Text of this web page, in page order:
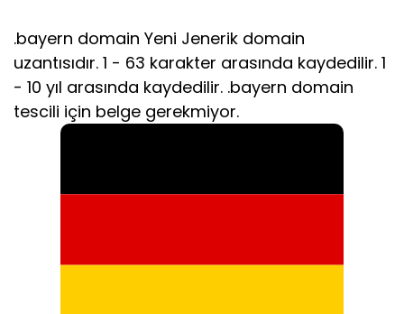
.bayern domain Yeni Jenerik domain
uzantısıdır. 1 - 63 karakter arasında kaydedilir. 1
- 10 yıl arasında kaydedilir. .bayern domain
tescili için belge gerekmiyor.